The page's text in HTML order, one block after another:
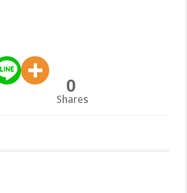
0
Shares